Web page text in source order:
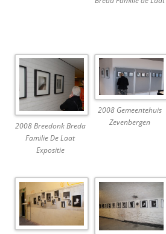
2008 Breedonk Breda
Familie De Laat
Expositie
2008 Gemeentehuis
Zevenbergen